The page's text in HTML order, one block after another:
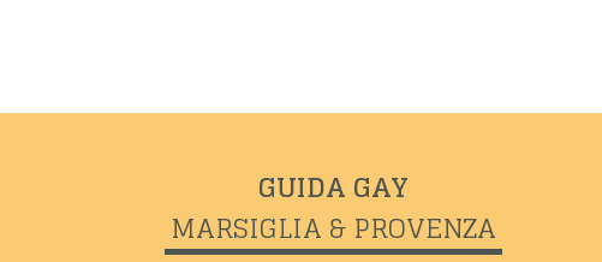
GUIDA GAY
MARSIGLIA & PROVENZA